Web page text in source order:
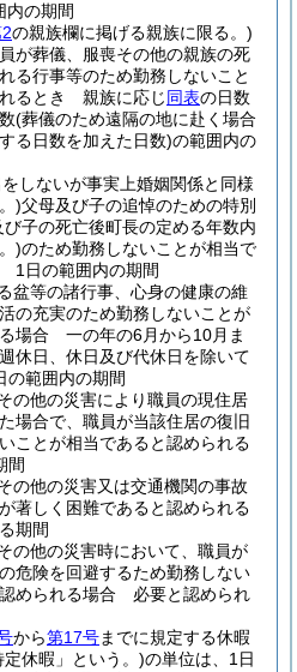
内の期間
の親族欄に掲げる親族に限る。)
が葬儀、服喪その他の親族の死
る行事等のため勤務しないこと
るとき 親族に応じ同表の日数
(葬儀のため遠隔の地に赴く場合
る日数を加えた日数)の範囲内の
しないが事実上婚姻関係と同様
)父母及び子の追悼のための特別
子の死亡後町長の定める年数内
)のため勤務しないことが相当で
1日の範囲内の期間
盆等の諸行事、心身の健康の維
の充実のため勤務しないことが
場合 一の年の6月から10月ま
休日、休日及び代休日を除いて
の範囲内の期間
の他の災害により職員の現住居
場合で、職員が当該住居の復旧
ことが相当であると認められる
間
の他の災害又は交通機関の事故
著しく困難であると認められる
期間
の他の災害時において、職員が
危険を回避するため勤務しない
められる場合 必要と認められ
から第17号までに規定する休暇
休暇」という。)の単位は、1日